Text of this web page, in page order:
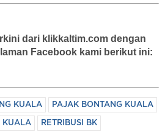
dari klikkaltim.com dengan
Facebook kami berikut ini:
KUALA PAJAK BONTANG KUALA
KUALA RETRIBUSI BK